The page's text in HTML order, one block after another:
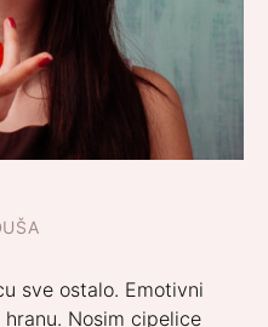
sve ostalo. Emotivni
Nosim cipelice